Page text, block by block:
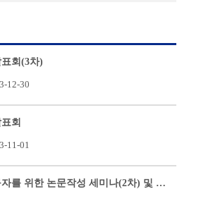
회(3차)
12-30
회
11-01
20231025 예비 연구자를 위한 논문작성 세미나(2차) 및 소논문 발표회(2차)